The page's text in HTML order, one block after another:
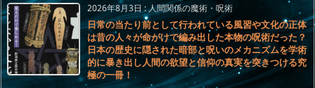
2026年8月3日:人間関係の魔術・呪術
日常の当たり前として行われている風習や文化の正体
は昔の人々が命がけで編み出した本物の呪術だった？
日本の歴史に隠された暗部と呪いのメカニズムを学術
的に暴き出し人間の欲望と信仰の真実を突きつける究
極の一冊！